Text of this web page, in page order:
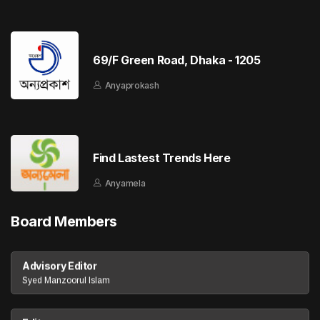
69/F Green Road, Dhaka - 1205
Anyaprokash
Find Lastest Trends Here
Anyamela
Board Members
Advisory Editor
Syed Manzoorul Islam